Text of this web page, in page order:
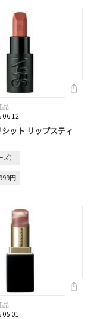
品
ット リップスティ
）
円
品